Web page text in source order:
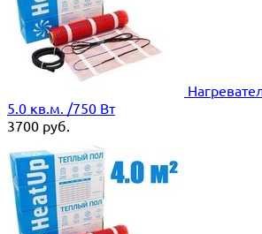
5.0 кв.м. /750 Вт
3700 руб.